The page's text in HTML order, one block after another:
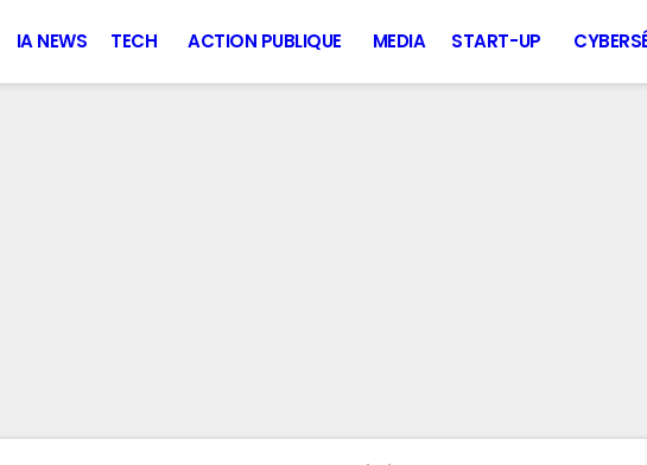
IA NEWS TECH ACTION PUBLIQUE MEDIA START-UP